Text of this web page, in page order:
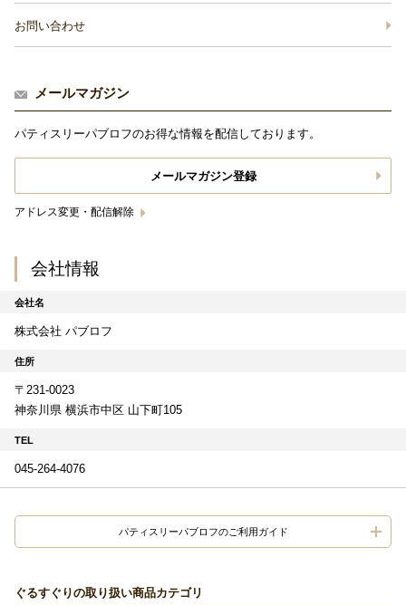
お問い合わせ
メールマガジン
パティスリーパブロフのお得な情報を配信しております。
メールマガジン登録
アドレス変更・配信解除
会社情報
会社名
株式会社 パブロフ
住所
〒231-0023
神奈川県 横浜市中区 山下町105
TEL
045-264-4076
パティスリーパブロフのご利用ガイド
ぐるすぐりの取り扱い商品カテゴリ